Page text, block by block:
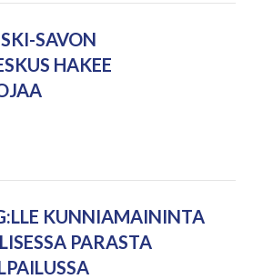
SAVON
HAKEE
KUNNIAMAININTA
PARASTA